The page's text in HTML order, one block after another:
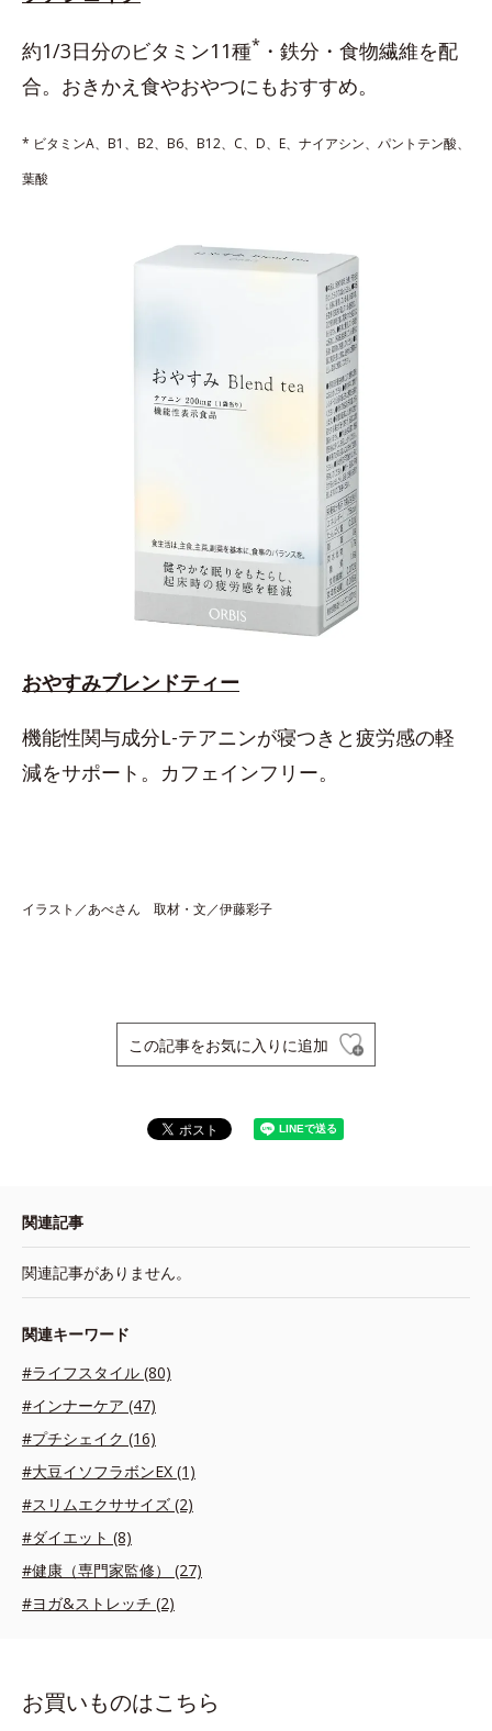
約1/3日分のビタミン11種* ・鉄分・食物繊維を配
合。おきかえ食やおやつにもおすすめ。
* ビタミンA、B1、B2、B6、B12、C、D、E、ナイアシン、パントテン酸、
葉酸
おやすみブレンドティー
機能性関与成分L-テアニンが寝つきと疲労感の軽
減をサポート。カフェインフリー。
イラスト／あべさん 取材・文／伊藤彩子
この記事をお気に入りに追加
関連記事
関連記事がありません。
関連キーワード
#ライフスタイル (80)
#インナーケア (47)
#プチシェイク (16)
#大豆イソフラボンEX (1)
#スリムエクササイズ (2)
#ダイエット (8)
#健康（専門家監修） (27)
#ヨガ&ストレッチ (2)
お買いものはこちら